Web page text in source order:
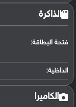
الذاكرة
فتحة البطاقة:
الداخلية:
الكاميرا